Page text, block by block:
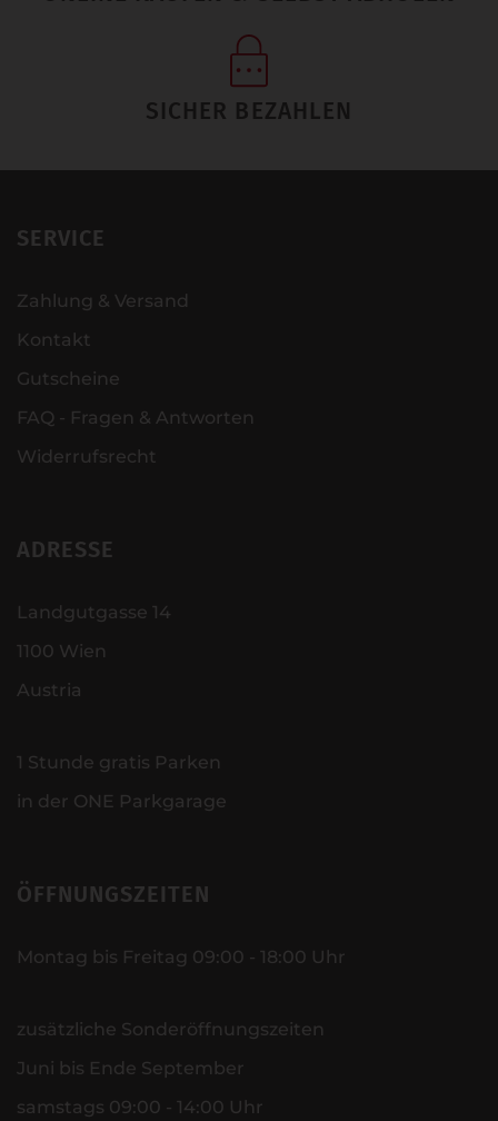
SICHER BEZAHLEN
SERVICE
Zahlung & Versand
Kontakt
Gutscheine
FAQ - Fragen & Antworten
Widerrufsrecht
ADRESSE
Landgutgasse 14
1100 Wien
Austria
1 Stunde gratis Parken
in der ONE Parkgarage
ÖFFNUNGSZEITEN
Montag bis Freitag 09:00 - 18:00 Uhr
zusätzliche Sonderöffnungszeiten
Juni bis Ende September
samstags 09:00 - 14:00 Uhr